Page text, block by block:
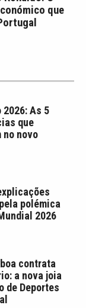
que
2026: As 5
que
no novo
polémica
2026
contrata
a nova joia
de Deportes